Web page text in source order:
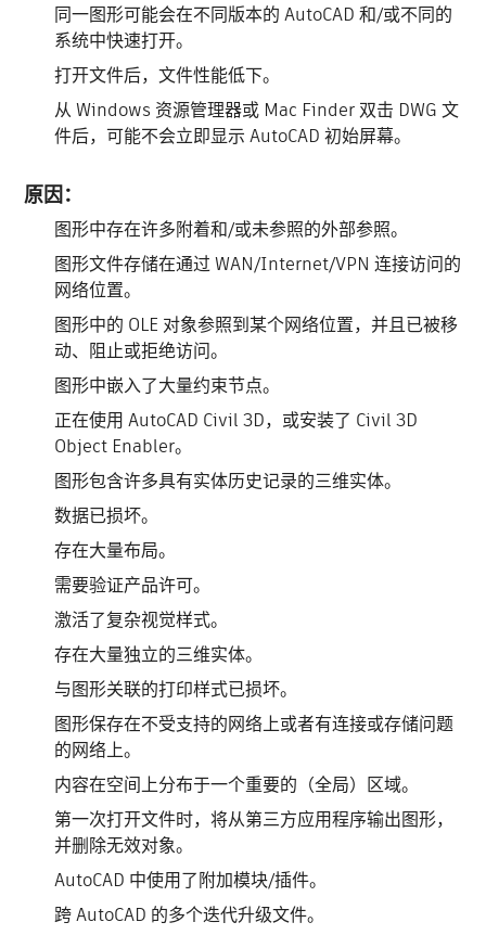
同一图形可能会在不同版本的 AutoCAD 和/或不同的
系统中快速打开。
打开文件后，文件性能低下。
从 Windows 资源管理器或 Mac Finder 双击 DWG 文
件后，可能不会立即显示 AutoCAD 初始屏幕。
原因：
图形中存在许多附着和/或未参照的外部参照。
图形文件存储在通过 WAN/Internet/VPN 连接访问的
网络位置。
图形中的 OLE 对象参照到某个网络位置，并且已被移
动、阻止或拒绝访问。
图形中嵌入了大量约束节点。
正在使用 AutoCAD Civil 3D，或安装了 Civil 3D
Object Enabler。
图形包含许多具有实体历史记录的三维实体。
数据已损坏。
存在大量布局。
需要验证产品许可。
激活了复杂视觉样式。
存在大量独立的三维实体。
与图形关联的打印样式已损坏。
图形保存在不受支持的网络上或者有连接或存储问题
的网络上。
内容在空间上分布于一个重要的（全局）区域。
第一次打开文件时，将从第三方应用程序输出图形，
并删除无效对象。
AutoCAD 中使用了附加模块/插件。
跨 AutoCAD 的多个迭代升级文件。